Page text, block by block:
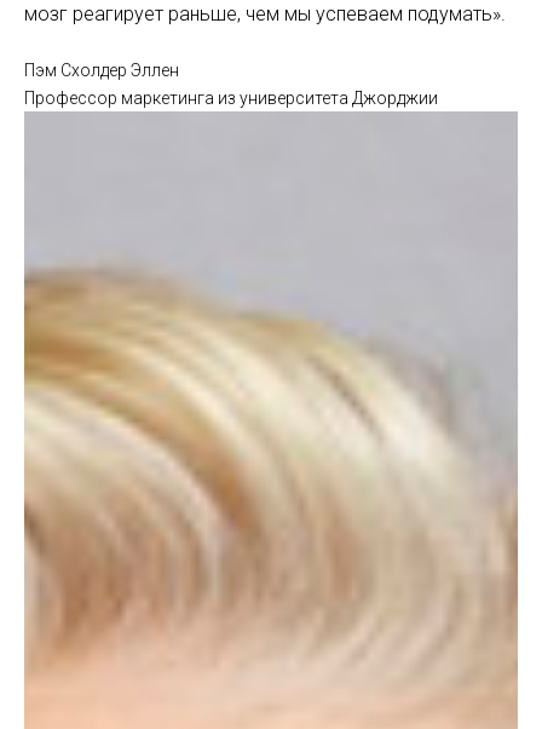
мозг реагирует раньше, чем мы успеваем подумать».
Пэм Схолдер Эллен
Профессор маркетинга из университета Джорджии